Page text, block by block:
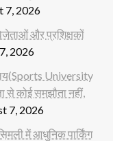
7, 2026
और प्रशिक्षकों
2026
University
से कोई समझौता नहीं,
7, 2026
में आधुनिक पार्किंग